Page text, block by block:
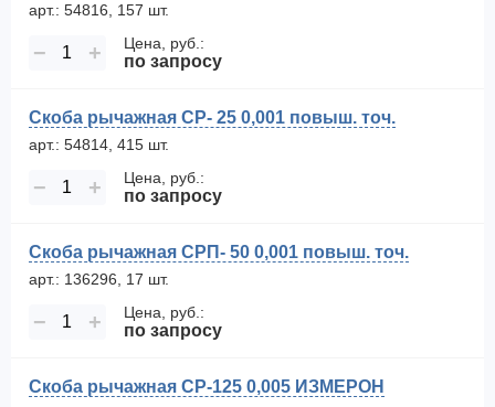
арт.: 54816, 157 шт.
− + Цена, руб.:
по запросу
Скоба рычажная СР- 25 0,001 повыш. точ.
арт.: 54814, 415 шт.
− + Цена, руб.:
по запросу
Скоба рычажная СРП- 50 0,001 повыш. точ.
арт.: 136296, 17 шт.
− + Цена, руб.:
по запросу
Скоба рычажная СР-125 0,005 ИЗМЕРОН